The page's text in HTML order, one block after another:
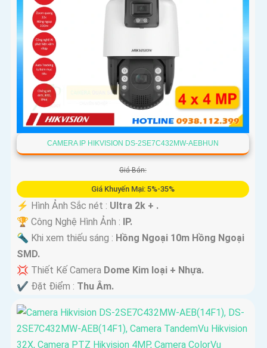
CAMERA IP HIKVISION DS-2SE7C432MW-AEBHUN
Giá Bán:
Giá Khuyến Mại: 5%-35%
️⚡ Hình Ảnh Sắc nét : Ultra 2k + .
🏆 Công Nghệ Hình Ảnh : IP.
🔦 Khi xem thiếu sáng : Hồng Ngoại 10m Hồng Ngoại
SMD.
💢 Thiết Kế Camera Dome Kim loại + Nhựa.
️✔️ Đặt Điểm : Thu Âm.